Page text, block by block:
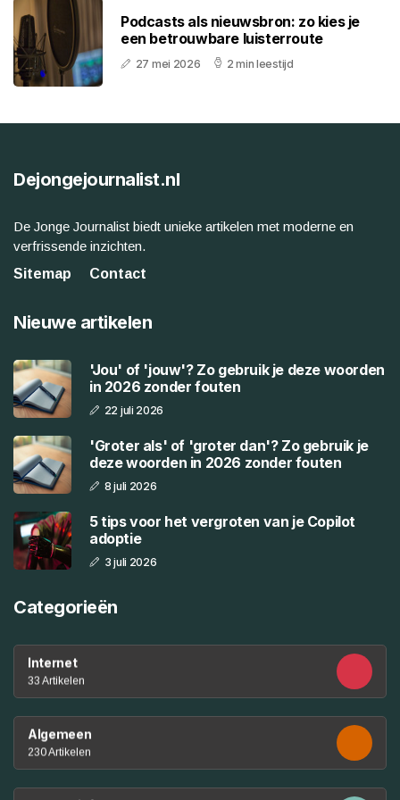
Podcasts als nieuwsbron: zo kies je
een betrouwbare luisterroute
27 mei 2026 2 min leestijd
Dejongejournalist.nl
De Jonge Journalist biedt unieke artikelen met moderne en
verfrissende inzichten.
Sitemap
Contact
Nieuwe artikelen
'Jou' of 'jouw'? Zo gebruik je deze woorden
in 2026 zonder fouten
22 juli 2026
'Groter als' of 'groter dan'? Zo gebruik je
deze woorden in 2026 zonder fouten
8 juli 2026
5 tips voor het vergroten van je Copilot
adoptie
3 juli 2026
Categorieën
Internet
33 Artikelen
Algemeen
230 Artikelen